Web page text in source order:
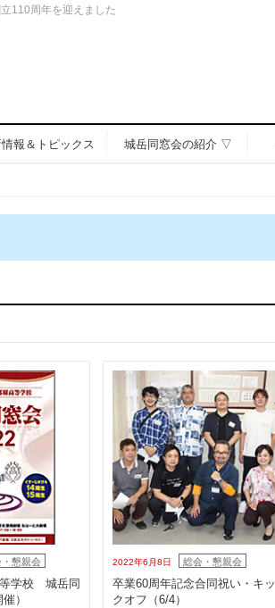
110周年を迎えました
報＆トピックス 城岳同窓会の紹介 ▽
・懇親会
学校 城岳同
）
2022年6月8日 総会・懇親会
卒業60周年記念合同祝い・キッ
クオフ（6/4）